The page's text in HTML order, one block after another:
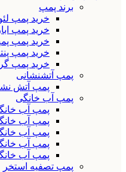
برند پمپ
خرید پمپ
خرید پمپ
خرید پمپ
خرید پمپ
خرید پمپ
پمپ آتشنشانی
پمپ آتش
پمپ آب خانگی
پمپ آب خانگی
پمپ آب
پمپ آب
پمپ آب
پمپ آب
پمپ تصفیه استخر